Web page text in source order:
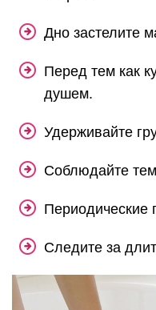
Дно застелите
Перед тем как
душем.
Удерживайте
Соблюдайте
Периодические
Следите за